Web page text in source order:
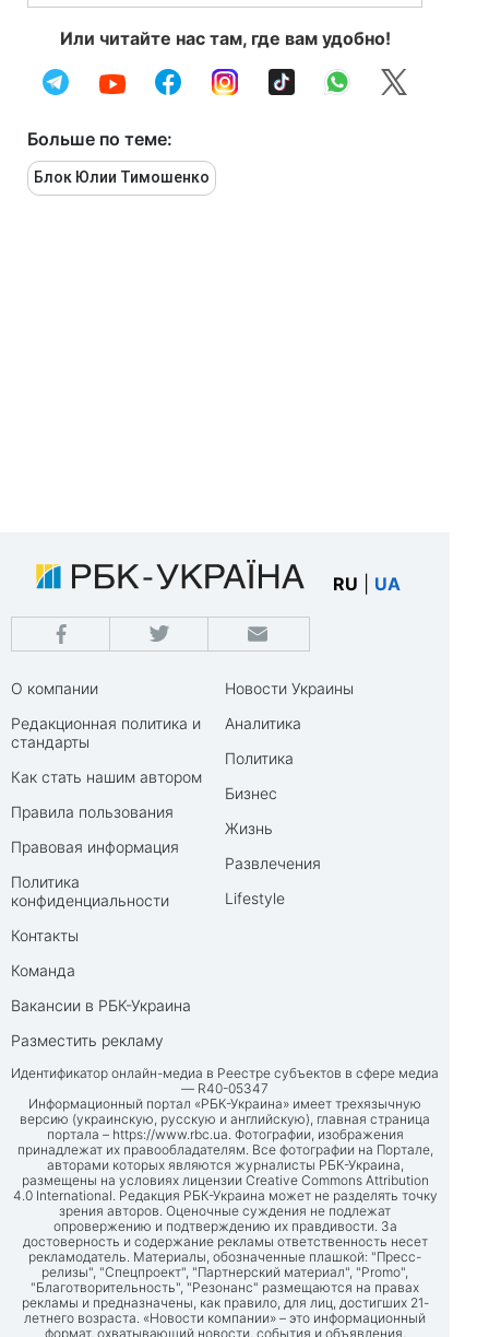
Или читайте нас там, где вам удобно!
Больше по теме:
Блок Юлии Тимошенко
RU UA
О компании
Редакционная политика и
стандарты
Как стать нашим автором
Правила пользования
Правовая информация
Политика
конфиденциальности
Контакты
Команда
Вакансии в РБК-Украина
Разместить рекламу
Новости Украины
Аналитика
Политика
Бизнес
Жизнь
Развлечения
Lifestyle
Идентификатор онлайн-медиа в Реестре субъектов в сфере медиа
— R40-05347
Информационный портал «РБК-Украина» имеет трехязычную
версию (украинскую, русскую и английскую), главная страница
портала – https://www.rbc.ua. Фотографии, изображения
принадлежат их правообладателям. Все фотографии на Портале,
авторами которых являются журналисты РБК-Украина,
размещены на условиях лицензии Creative Commons Attribution
4.0 International. Редакция РБК-Украина может не разделять точку
зрения авторов. Оценочные суждения не подлежат
опровержению и подтверждению их правдивости. За
достоверность и содержание рекламы ответственность несет
рекламодатель. Материалы, обозначенные плашкой: "Пресс-
релизы", "Спецпроект", "Партнерский материал", "Promo",
"Благотворительность", "Резонанс" размещаются на правах
рекламы и предназначены, как правило, для лиц, достигших 21-
летнего возраста. «Новости компании» – это информационный
формат, охватывающий новости, события и объявления,